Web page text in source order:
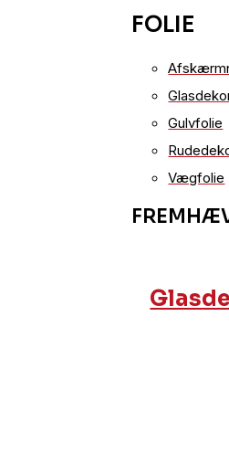
FOLIE
Gulvfolie
Vægfolie